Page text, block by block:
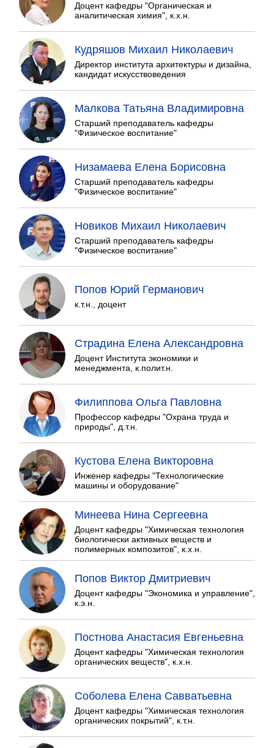
Доцент кафедры "Органическая и
аналитическая химия", к.х.н.
Кудряшов Михаил Николаевич
Директор института архитектуры и дизайна,
кандидат искусствоведения
Малкова Татьяна Владимировна
Старший преподаватель кафедры
"Физическое воспитание"
Низамаева Елена Борисовна
Старший преподаватель кафедры
"Физическое воспитание"
Новиков Михаил Николаевич
Старший преподаватель кафедры
"Физическое воспитание"
Попов Юрий Германович
к.т.н., доцент
Страдина Елена Александровна
Доцент Института экономики и
менеджмента, к.полит.н.
Филиппова Ольга Павловна
Профессор кафедры "Охрана труда и
природы", д.т.н.
Кустова Елена Викторовна
Инженер кафедры "Технологические
машины и оборудование"
Минеева Нина Сергеевна
Доцент кафедры "Химическая технология
биологически активных веществ и
полимерных композитов", к.х.н.
Попов Виктор Дмитриевич
Доцент кафедры "Экономика и управление",
к.э.н.
Постнова Анастасия Евгеньевна
Доцент кафедры "Химическая технология
органических веществ", к.х.н.
Соболева Елена Савватьевна
Доцент кафедры "Химическая технология
органических покрытий", к.т.н.